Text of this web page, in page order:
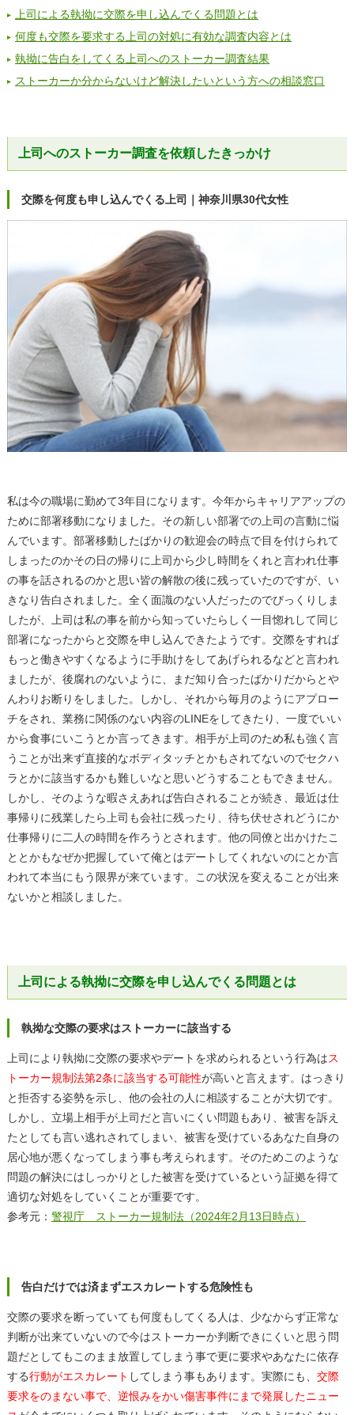
上司による執拗に交際を申し込んでくる問題とは
何度も交際を要求する上司の対処に有効な調査内容とは
執拗に告白をしてくる上司へのストーカー調査結果
ストーカーか分からないけど解決したいという方への相談窓口
上司へのストーカー調査を依頼したきっかけ
交際を何度も申し込んでくる上司｜神奈川県30代女性
私は今の職場に勤めて3年目になります。今年からキャリアアップの
ために部署移動になりました。その新しい部署での上司の言動に悩
んでいます。部署移動したばかりの歓迎会の時点で目を付けられて
しまったのかその日の帰りに上司から少し時間をくれと言われ仕事
の事を話されるのかと思い皆の解散の後に残っていたのですが、い
きなり告白されました。全く面識のない人だったのでびっくりしま
したが、上司は私の事を前から知っていたらしく一目惚れして同じ
部署になったからと交際を申し込んできたようです。交際をすれば
もっと働きやすくなるように手助けをしてあげられるなどと言われ
ましたが、後腐れのないように、まだ知り合ったばかりだからとや
んわりお断りをしました。しかし、それから毎月のようにアプロー
チをされ、業務に関係のない内容のLINEをしてきたり、一度でいい
から食事にいこうとか言ってきます。相手が上司のため私も強く言
うことが出来ず直接的なボディタッチとかもされてないのでセクハ
ラとかに該当するかも難しいなと思いどうすることもできません。
しかし、そのような暇さえあれば告白されることが続き、最近は仕
事帰りに残業したら上司も会社に残ったり、待ち伏せされどうにか
仕事帰りに二人の時間を作ろうとされます。他の同僚と出かけたこ
ととかもなぜか把握していて俺とはデートしてくれないのにとか言
われて本当にもう限界が来ています。この状況を変えることが出来
ないかと相談しました。
上司による執拗に交際を申し込んでくる問題とは
執拗な交際の要求はストーカーに該当する
上司により執拗に交際の要求やデートを求められるという行為はス
トーカー規制法第2条に該当する可能性が高いと言えます。はっきり
と拒否する姿勢を示し、他の会社の人に相談することが大切です。
しかし、立場上相手が上司だと言いにくい問題もあり、被害を訴え
たとしても言い逃れされてしまい、被害を受けているあなた自身の
居心地が悪くなってしまう事も考えられます。そのためこのような
問題の解決にはしっかりとした被害を受けているという証拠を得て
適切な対処をしていくことが重要です。
参考元： 警視庁 ストーカー規制法（2024年2月13日時点）
告白だけでは済まずエスカレートする危険性も
交際の要求を断っていても何度もしてくる人は、少なからず正常な
判断が出来ていないので今はストーカーか判断できにくいと思う問
題だとしてもこのまま放置してしまう事で更に要求やあなたに依存
する行動がエスカレート してしまう事もあります。実際にも、 交際
要求をのまない事で、逆恨みをかい傷害事件にまで発展したニュー